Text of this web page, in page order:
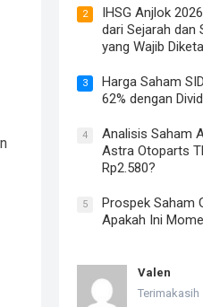
2
IHSG Anjlok
dari Sejarah dan
yang Wajib
3
Harga Saham
62% dengan
4
Analisis Saham
Astra Otoparts
Rp2.580?
5
Prospek Saham
Apakah Ini
Valen
Terimakasih